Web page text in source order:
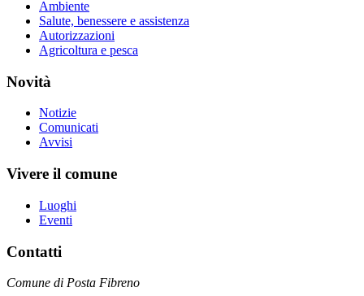
Ambiente
Salute, benessere e assistenza
Autorizzazioni
Agricoltura e pesca
Novità
Notizie
Comunicati
Avvisi
Vivere il comune
Luoghi
Eventi
Contatti
Comune di Posta Fibreno